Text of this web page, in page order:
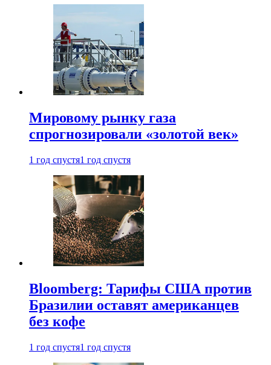
Мировому рынку газа
спрогнозировали «золотой век»
1 год спустя1 год спустя
Bloomberg: Тарифы США против
Бразилии оставят американцев
без кофе
1 год спустя1 год спустя